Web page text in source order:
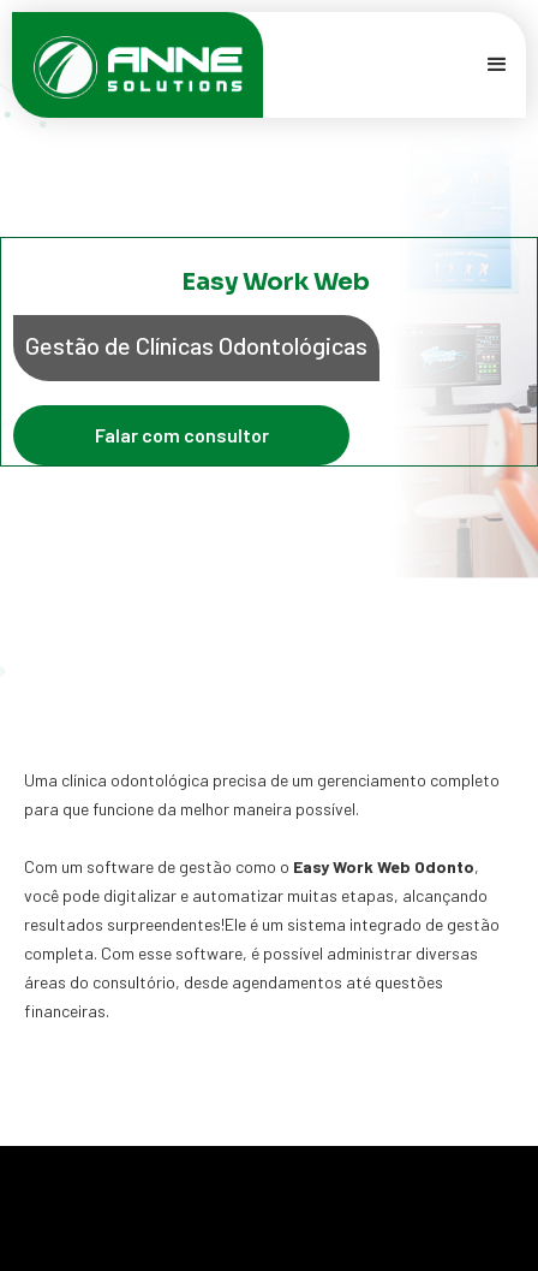
Easy Work Web
Gestão de Clínicas Odontológicas
Falar com consultor
Uma clínica odontológica precisa de um gerenciamento completo
para que funcione da melhor maneira possível.
Com um software de gestão como o Easy Work Web Odonto,
você pode digitalizar e automatizar muitas etapas, alcançando
resultados surpreendentes!Ele é um sistema integrado de gestão
completa. Com esse software, é possível administrar diversas
áreas do consultório, desde agendamentos até questões
financeiras.